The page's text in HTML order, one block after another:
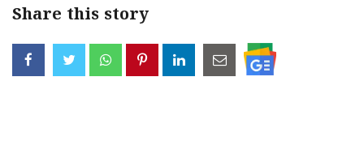
Share this story